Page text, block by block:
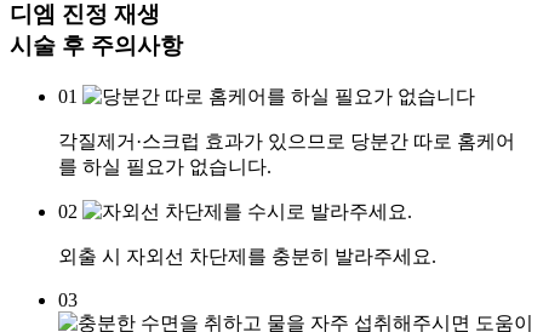
디엠 진정 재생
시술 후 주의사항
01
각질제거·스크럽 효과가 있으므로 당분간 따로 홈케어
를 하실 필요가 없습니다.
02
외출 시 자외선 차단제를 충분히 발라주세요.
03